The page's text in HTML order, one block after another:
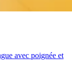
avec poignée et